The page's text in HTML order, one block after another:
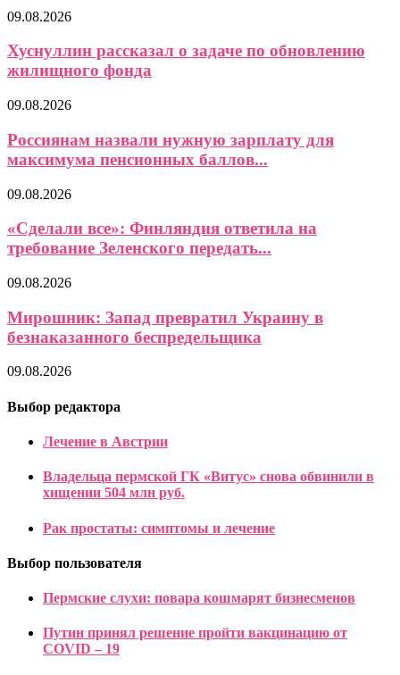
09.08.2026
Хуснуллин рассказал о задаче по обновлению
жилищного фонда
09.08.2026
Россиянам назвали нужную зарплату для
максимума пенсионных баллов...
09.08.2026
«Сделали все»: Финляндия ответила на
требование Зеленского передать...
09.08.2026
Мирошник: Запад превратил Украину в
безнаказанного беспредельщика
09.08.2026
Выбор редактора
Лечение в Австрии
Владельца пермской ГК «Витус» снова обвинили в
хищении 504 млн руб.
Рак простаты: симптомы и лечение
Выбор пользователя
Пермские слухи: повара кошмарят бизнесменов
Путин принял решение пройти вакцинацию от
COVID – 19